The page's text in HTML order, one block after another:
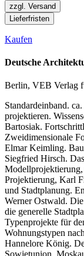
zzgl. Versand
Lieferfristen
Kaufen
Deutsche
Berlin, VEB Verlag
Standardeinband.
projektieren.
Bartosiak.
Zweidimensionale
Elmar Keimling.
Siegfried Hirsch.
Projektierung, Karl
und Stadtplanung.
Werner Ostwald.
die generelle
Typenprojekte für
Wohnungstypen
Hannelore König.